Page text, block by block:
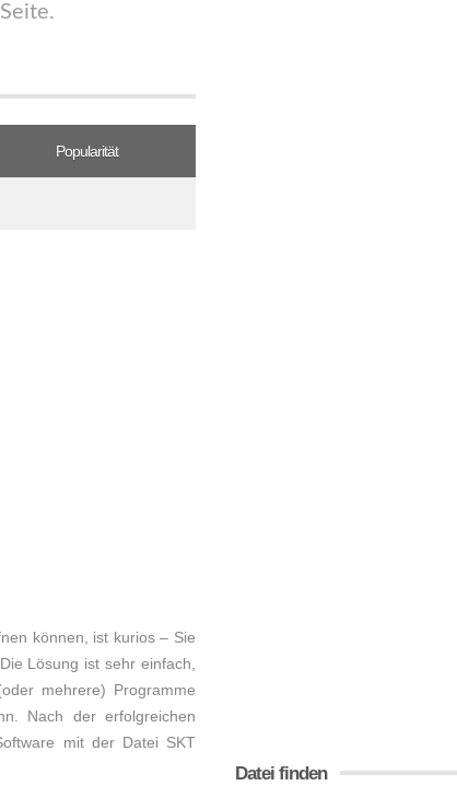
Popularität
können, ist kurios – Sie
Lösung ist sehr einfach,
mehrere) Programme
Nach der erfolgreichen
mit der Datei SKT
Datei finden